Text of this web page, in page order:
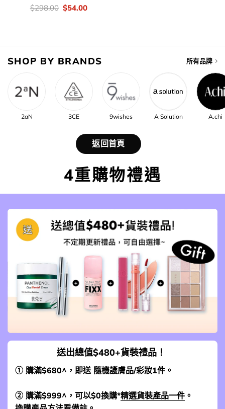
價
$298.00 Original
$54.00Current
SHOP BY BRANDS 所有品牌
2aN 3CE 9wishes A Solution A.chi
返回首頁
4重購物禮遇
送出總值$480+貨裝禮品！
① 購滿$680^，即送 隨機護膚品/彩妝1件。
② 購滿$999^，可以$0換購*精選貨裝產品一件 。